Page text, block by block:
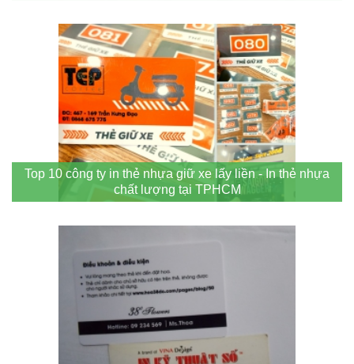
Top 10 công ty in thẻ nhựa giữ xe lấy liền - In thẻ nhựa
chất lượng tại TPHCM